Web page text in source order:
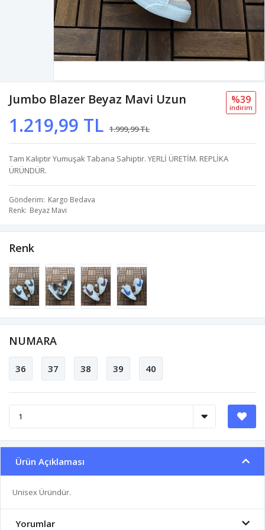
Jumbo Blazer Beyaz Mavi Uzun
1.219,99 TL 1.999,99 TL
%39
i̇ndi̇ri̇m
Tam Kalıptır Yumuşak Tabana Sahiptir. YERLİ ÜRETİM. REPLİKA
ÜRÜNDÜR.
Gönderim Kargo Bedava
Renk Beyaz Mavi
Renk
NUMARA
36 37 38 39 40
Ürün Açıklaması
Unisex Üründür.
Yorumlar